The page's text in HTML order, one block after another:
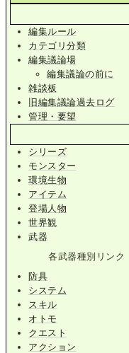
編集ルール
カテゴリ分類
編集議論場
編集議論の前に
雑談板
旧編集議論過去ログ
管理・要望
シリーズ
モンスター
環境生物
アイテム
登場人物
世界観
武器
各武器種別リンク
防具
システム
スキル
オトモ
クエスト
アクション